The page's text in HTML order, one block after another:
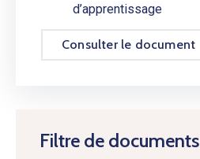
Filtre de documents
d’apprentissage
Consulter le document